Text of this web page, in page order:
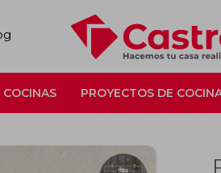
COCINAS PROYECTOS DE